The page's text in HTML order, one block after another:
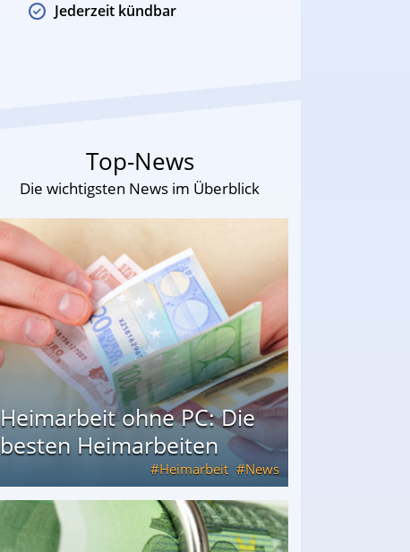
Jederzeit kündbar
Top-News
Die wichtigsten News im Überblick
Heimarbeit ohne PC: Die
besten Heimarbeiten
Heimarbeit News